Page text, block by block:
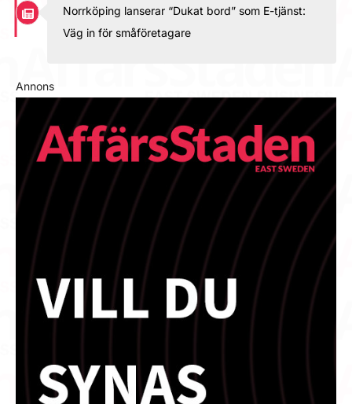
Norrköping lanserar “Dukat bord” som E-tjänst:
Väg in för småföretagare
Annons